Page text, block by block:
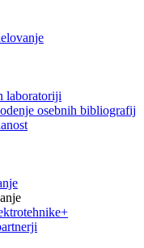
laboratoriji
osebnih bibliografij